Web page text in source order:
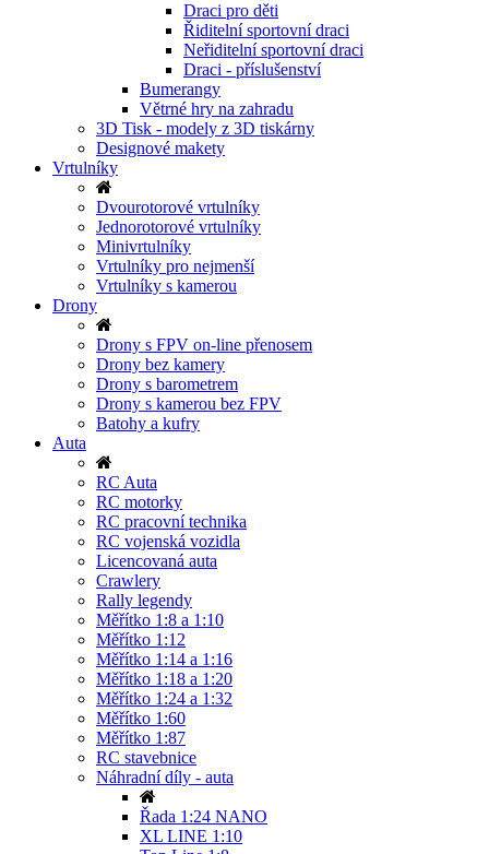
Draci pro děti
Řiditelní sportovní draci
Neřiditelní sportovní draci
Draci - příslušenství
Bumerangy
Větrné hry na zahradu
3D Tisk - modely z 3D tiskárny
Designové makety
Vrtulníky
Dvourotorové vrtulníky
Jednorotorové vrtulníky
Minivrtulníky
Vrtulníky pro nejmenší
Vrtulníky s kamerou
Drony
Drony s FPV on-line přenosem
Drony bez kamery
Drony s barometrem
Drony s kamerou bez FPV
Batohy a kufry
Auta
RC Auta
RC motorky
RC pracovní technika
RC vojenská vozidla
Licencovaná auta
Crawlery
Rally legendy
Měřítko 1:8 a 1:10
Měřítko 1:12
Měřítko 1:14 a 1:16
Měřítko 1:18 a 1:20
Měřítko 1:24 a 1:32
Měřítko 1:60
Měřítko 1:87
RC stavebnice
Náhradní díly - auta
Řada 1:24 NANO
XL LINE 1:10